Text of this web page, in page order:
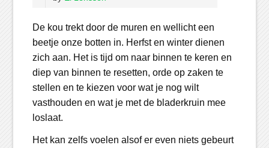
De kou trekt door de muren en wellicht een
beetje onze botten in. Herfst en winter dienen
zich aan. Het is tijd om naar binnen te keren en
diep van binnen te resetten, orde op zaken te
stellen en te kiezen voor wat je nog wilt
vasthouden en wat je met de bladerkruin mee
loslaat.
Het kan zelfs voelen alsof er even niets gebeurt